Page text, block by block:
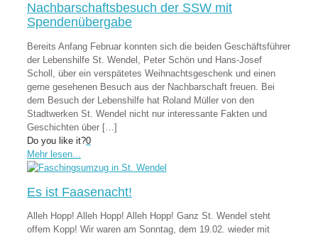
Nachbarschaftsbesuch der SSW mit
Spendenübergabe
Bereits Anfang Februar konnten sich die beiden Geschäftsführer
der Lebenshilfe St. Wendel, Peter Schön und Hans-Josef
Scholl, über ein verspätetes Weihnachtsgeschenk und einen
gerne gesehenen Besuch aus der Nachbarschaft freuen. Bei
dem Besuch der Lebenshilfe hat Roland Müller von den
Stadtwerken St. Wendel nicht nur interessante Fakten und
Geschichten über […]
Do you like it?0
Mehr lesen...
Es ist Faasenacht!
Alleh Hopp! Alleh Hopp! Alleh Hopp! Ganz St. Wendel steht
offem Kopp! Wir waren am Sonntag, dem 19.02. wieder mit